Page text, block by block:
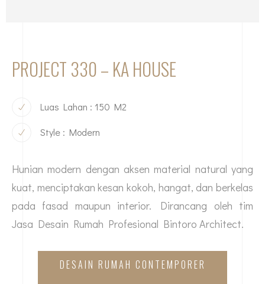
PROJECT 330 – KA HOUSE
Luas Lahan : 150 M2
Style : Modern
Hunian modern dengan aksen material natural yang
kuat, menciptakan kesan kokoh, hangat, dan berkelas
pada fasad maupun interior. Dirancang oleh tim
Jasa Desain Rumah Profesional Bintoro Architect.
DESAIN RUMAH CONTEMPORER